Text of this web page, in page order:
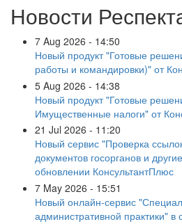
Новости
7 Aug 2026 - 14:50
Новый продукт "Готовые
работы и командировки)" от
5 Aug 2026 - 14:38
Новый продукт "Готовые
Имущественные налоги" от
21 Jul 2026 - 11:20
Новый сервис "Проверка
документов госорганов и
обновлении КонсультантПлюс
7 May 2026 - 15:51
Новый онлайн-сервис
административной практики"